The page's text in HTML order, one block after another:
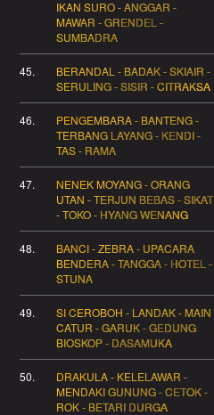
IKAN SURO - ANGGAR -
MAWAR - GRENDEL -
SUMBADRA
45.
BERANDAL - BADAK - SKIAIR -
SERULING - SISIR - CITRAKSA
46.
PENGEMBARA - BANTENG -
TERBANG LAYANG - KENDI -
TAS - RAMA
47.
NENEK MOYANG - ORANG
UTAN - TERJUN BEBAS - SIKAT
- TOKO - HYANG WENANG
48.
BANCI - ZEBRA - UPACARA
BENDERA - TANGGA - HOTEL -
STUNA
49.
SI CEROBOH - LANDAK - MAIN
CATUR - GARUK - GEDUNG
BIOSKOP - DASAMUKA
50.
DRAKULA - KELELAWAR -
MENDAKI GUNUNG - CETOK -
ROK - BETARI DURGA